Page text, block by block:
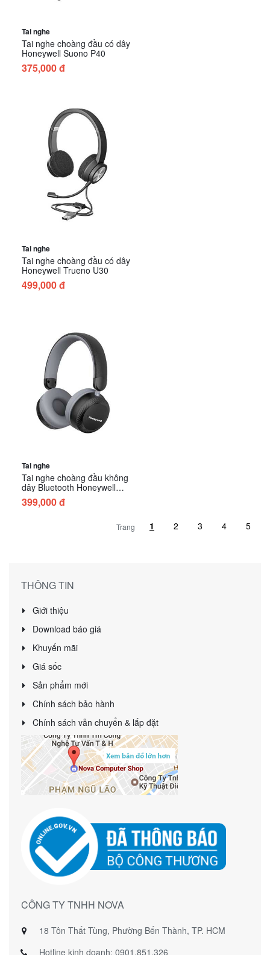
Tai nghe
Tai nghe choàng đầu có dây
Honeywell Suono P40
375,000 đ
Tai nghe
Tai nghe choàng đầu có dây
Honeywell Trueno U30
499,000 đ
Tai nghe
Tai nghe choàng đầu không
dây Bluetooth Honeywell
Moxie V20
399,000 đ
Trang
THÔNG TIN
Giới thiệu
Download báo giá
Khuyến mãi
Giá sốc
Sản phẩm mới
Chính sách bảo hành
Chính sách vẫn chuyển & lắp đặt
CÔNG TY TNHH NOVA
18 Tôn Thất Tùng, Phường Bến Thành, TP. HCM
Hotline kinh doanh: 0901.851.326